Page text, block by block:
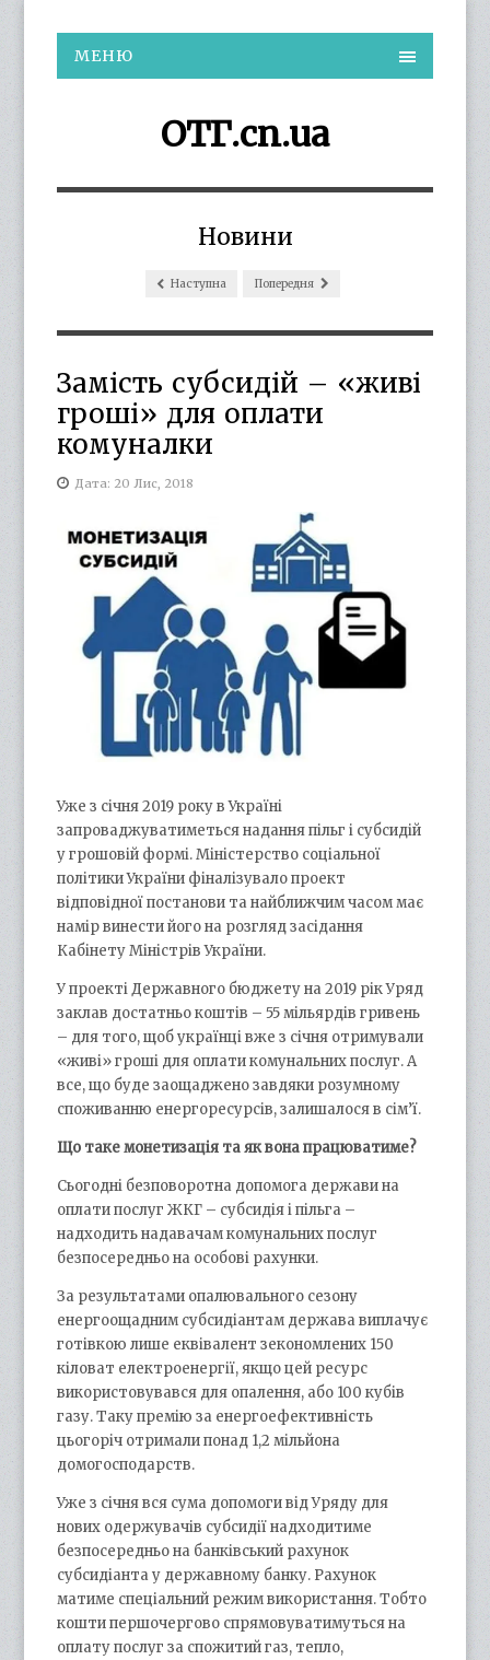
МЕНЮ
ОТГ.cn.ua
Новини
Наступна Попередня
Замість субсидій – «живі
гроші» для оплати
комуналки
Дата: 20 Лис, 2018
Уже з січня 2019 року в Україні
запроваджуватиметься надання пільг і субсидій
у грошовій формі. Міністерство соціальної
політики України фіналізувало проект
відповідної постанови та найближчим часом має
намір винести його на розгляд засідання
Кабінету Міністрів України.
У проекті Державного бюджету на 2019 рік Уряд
заклав достатньо коштів – 55 мільярдів гривень
– для того, щоб українці вже з січня отримували
«живі» гроші для оплати комунальних послуг. А
все, що буде заощаджено завдяки розумному
споживанню енергоресурсів, залишалося в сім’ї.
Що таке монетизація та як вона працюватиме?
Сьогодні безповоротна допомога держави на
оплати послуг ЖКГ – субсидія і пільга –
надходить надавачам комунальних послуг
безпосередньо на особові рахунки.
За результатами опалювального сезону
енергоощадним субсидіантам держава виплачує
готівкою лише еквівалент зекономлених 150
кіловат електроенергії, якщо цей ресурс
використовувався для опалення, або 100 кубів
газу. Таку премію за енергоефективність
цьогоріч отримали понад 1,2 мільйона
домогосподарств.
Уже з січня вся сума допомоги від Уряду для
нових одержувачів субсидії надходитиме
безпосередньо на банківський рахунок
субсидіанта у державному банку. Рахунок
матиме спеціальний режим використання. Тобто
кошти першочергово спрямовуватимуться на
оплату послуг за спожитий газ, тепло,